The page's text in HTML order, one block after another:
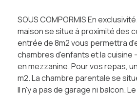
SOUS COMPORMIS En
maison se situe à proximité des
entrée de 8m2 vous permettra
chambres d'enfants et la cuisine
en mezzanine. Pour vos repas,
m2. La chambre parentale se
Il n'y a pas de garage ni balcon.